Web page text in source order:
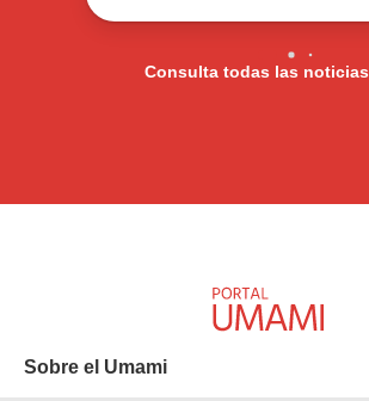
Consulta todas las noticias
Sobre el Umami